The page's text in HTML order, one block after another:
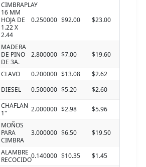
CIMBRAPLAY
16 MM
HOJA DE
1.22 X
2.44
0.250000 $92.00 $23.00
MADERA
DE PINO
DE 3A.
2.800000 $7.00 $19.60
CLAVO 0.200000 $13.08
$2.62
DIESEL 0.500000 $5.20 $2.60
CHAFLAN
1"
2.000000 $2.98 $5.96
MOÑOS
PARA
CIMBRA
3.000000 $6.50 $19.50
ALAMBRE
RECOCIDO0.140000 $10.35
$1.45